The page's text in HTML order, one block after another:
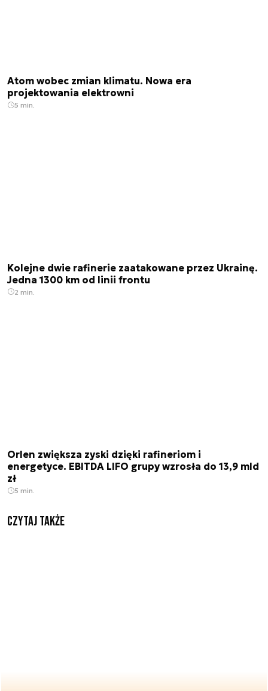
Atom wobec zmian klimatu. Nowa era
projektowania elektrowni
5 min.
Kolejne dwie rafinerie zaatakowane przez Ukrainę.
Jedna 1300 km od linii frontu
2 min.
Orlen zwiększa zyski dzięki rafineriom i
energetyce. EBITDA LIFO grupy wzrosła do 13,9 mld
zł
5 min.
Czytaj także